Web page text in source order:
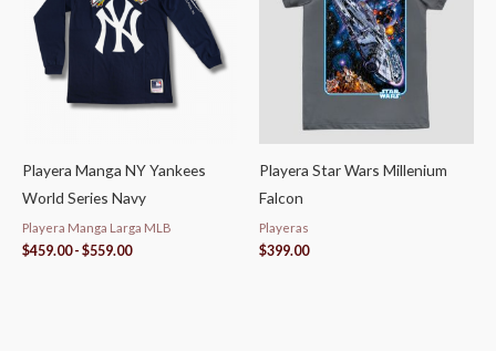
Playera Manga NY Yankees
World Series Navy
Playera Manga Larga MLB
$459.00 - $559.00
$459.00
hasta
$559.00
Playera Star Wars Millenium
Falcon
Playeras
$399.00